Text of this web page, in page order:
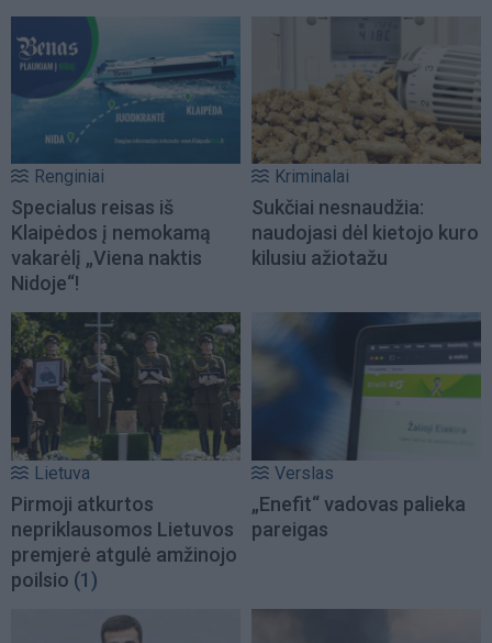
Renginiai
Specialus reisas iš
Klaipėdos į nemokamą
vakarėlį „Viena naktis
Nidoje“!
Kriminalai
Sukčiai nesnaudžia:
naudojasi dėl kietojo kuro
kilusiu ažiotažu
Lietuva
Pirmoji atkurtos
nepriklausomos Lietuvos
premjerė atgulė amžinojo
poilsio (1)
Verslas
„Enefit“ vadovas palieka
pareigas